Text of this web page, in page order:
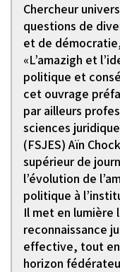
Chercheur
questions de
et de
«L’amazigh et
politique et
cet ouvrage
par ailleurs
sciences
(FSJES) Aïn
supérieur de
l’évolution de
politique à
Il met en lumière
reconnaissance
effective, tout
horizon